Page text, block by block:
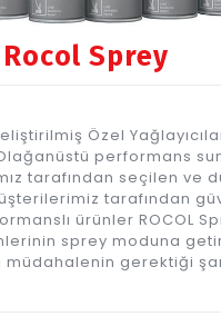
Rocol Sprey
Özel
Olağanüstü performans
tarafından seçilen ve
tarafından
ürünler ROCOL
sprey moduna
müdahalenin gerektiği